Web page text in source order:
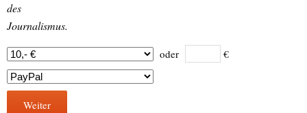
des
Journalismus.
oder €
Weiter